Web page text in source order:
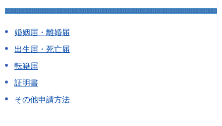
婚姻届・離婚届
出生届・死亡届
転籍届
証明書
その他申請方法